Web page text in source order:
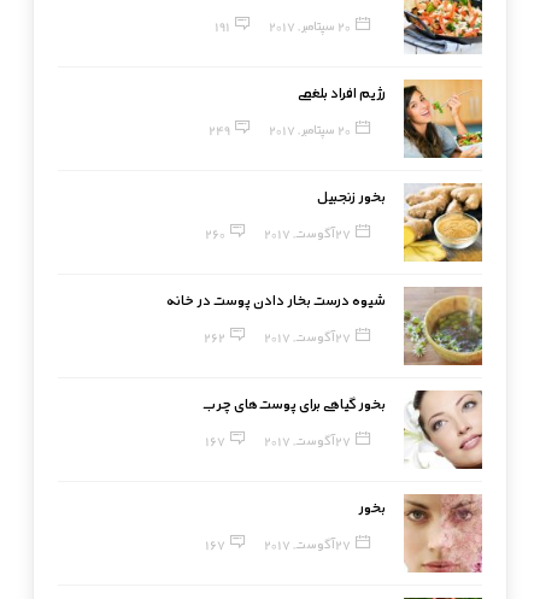
20 سپتامبر, 2017 191
رژیم افراد بلغمی
20 سپتامبر, 2017 249
بخور زنجبیل
27 آگوست, 2017 260
شیوه درست بخار دادن پوست در خانه
27 آگوست, 2017 262
بخور گیاهی برای پوست‌های چرب
27 آگوست, 2017 167
بخور
27 آگوست, 2017 167